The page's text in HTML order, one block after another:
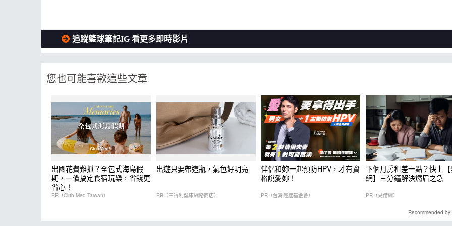
追蹤籃球筆記IG 看更多即時影片
您也可能喜歡這些文章
出國花費難抓？全包式海島假
期，一價搞定食宿玩樂，省錢更
省心！
PR（Club Med Taiwan）
出遊只要帶這瓶，氣色好明亮
PR（三得利健康網路商店）
伴侶和妳一起預防HPV，才有資
格說愛妳！
PR（台灣癌症基金會）
下個月房租差一點？快上
網】三分鐘解決燃眉之急
PR（易借網）
Recommended by